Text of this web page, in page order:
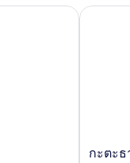
กะ
กะตะ
กะตะธา